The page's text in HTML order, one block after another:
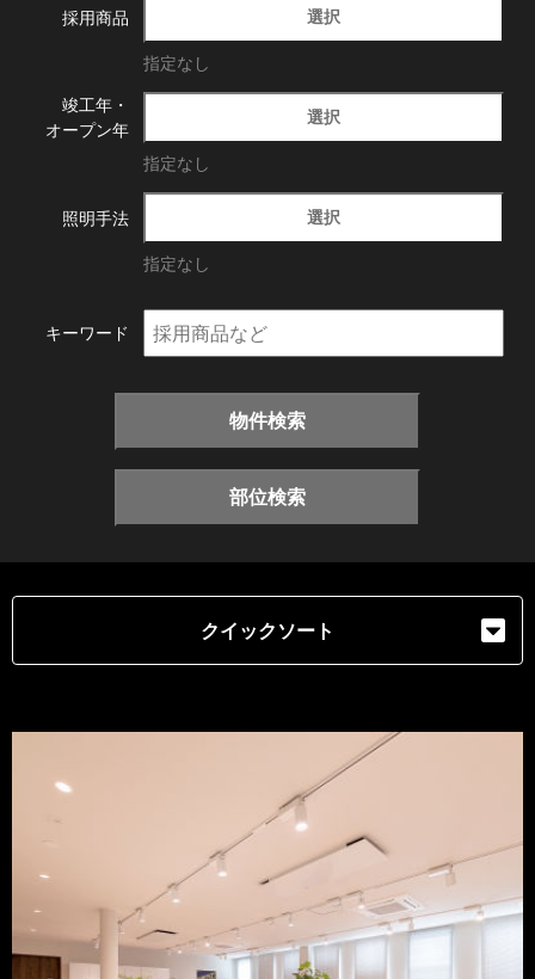
採用商品 選択
指定なし
竣工年・
オープン年
選択
指定なし
照明手法 選択
指定なし
キーワード
物件検索
部位検索
クイックソート